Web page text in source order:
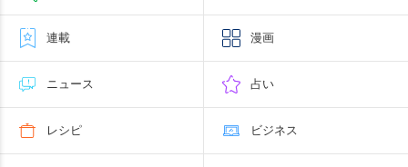
連載 漫画
ニュース 占い
レシピ ビジネス